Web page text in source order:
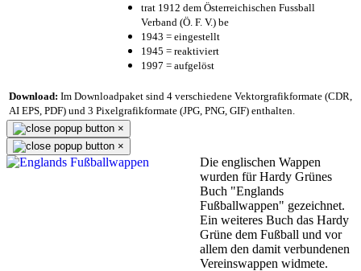
trat 1912 dem Österreichischen Fussball
Verband (Ö. F. V.) be
1943 = eingestellt
1945 = reaktiviert
1997 = aufgelöst
Download: Im Downloadpaket sind 4 verschiedene Vektorgrafikformate (CDR,
AI EPS, PDF) und 3 Pixelgrafikformate (JPG, PNG, GIF) enthalten.
×
×
Die englischen Wappen
wurden für Hardy Grünes
Buch "Englands
Fußballwappen" gezeichnet.
Ein weiteres Buch das Hardy
Grüne dem Fußball und vor
allem den damit verbundenen
Vereinswappen widmete.